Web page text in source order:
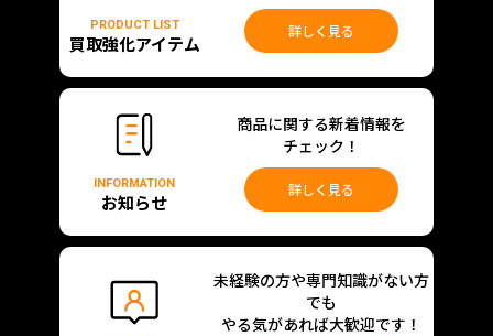
PRODUCT LIST
買取強化アイテム
詳しく見る
INFORMATION
お知らせ
商品に関する新着情報を
チェック！
詳しく見る
未経験の方や専門知識がない方
でも
やる気があれば大歓迎です！